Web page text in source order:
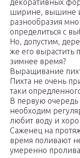
декоративных
ширине, вышине и
разнообразия
определиться с
Но, допустим,
же его вырастить
зимнее время?
Выращивание
Пихта не очень
таки
В первую
необходим
любит воду и
Саженец на
время поливают
умеренно